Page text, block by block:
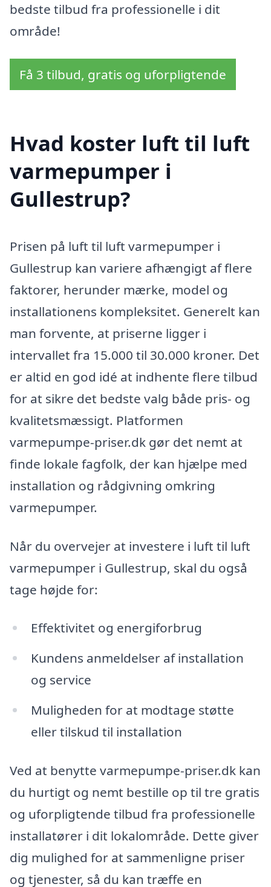
bedste tilbud fra professionelle i dit
område!
Få 3 tilbud, gratis og uforpligtende
Hvad koster luft til luft
varmepumper i
Gullestrup?
Prisen på luft til luft varmepumper i
Gullestrup kan variere afhængigt af flere
faktorer, herunder mærke, model og
installationens kompleksitet. Generelt kan
man forvente, at priserne ligger i
intervallet fra 15.000 til 30.000 kroner. Det
er altid en god idé at indhente flere tilbud
for at sikre det bedste valg både pris- og
kvalitetsmæssigt. Platformen
varmepumpe-priser.dk gør det nemt at
finde lokale fagfolk, der kan hjælpe med
installation og rådgivning omkring
varmepumper.
Når du overvejer at investere i luft til luft
varmepumper i Gullestrup, skal du også
tage højde for:
Effektivitet og energiforbrug
Kundens anmeldelser af installation
og service
Muligheden for at modtage støtte
eller tilskud til installation
Ved at benytte varmepumpe-priser.dk kan
du hurtigt og nemt bestille op til tre gratis
og uforpligtende tilbud fra professionelle
installatører i dit lokalområde. Dette giver
dig mulighed for at sammenligne priser
og tjenester, så du kan træffe en